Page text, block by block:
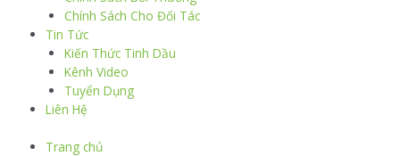
Chính Sách Cho Đối Tác
Tin Tức
Kiến Thức Tinh Dầu
Kênh Video
Tuyển Dụng
Liên Hệ
Trang chủ